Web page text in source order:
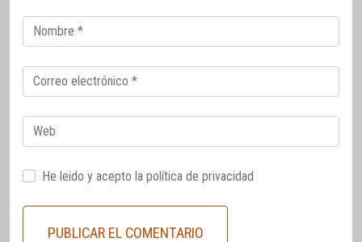
Correo
electrónico
Correo
electrónico
Web
He leido y acepto la política de privacidad